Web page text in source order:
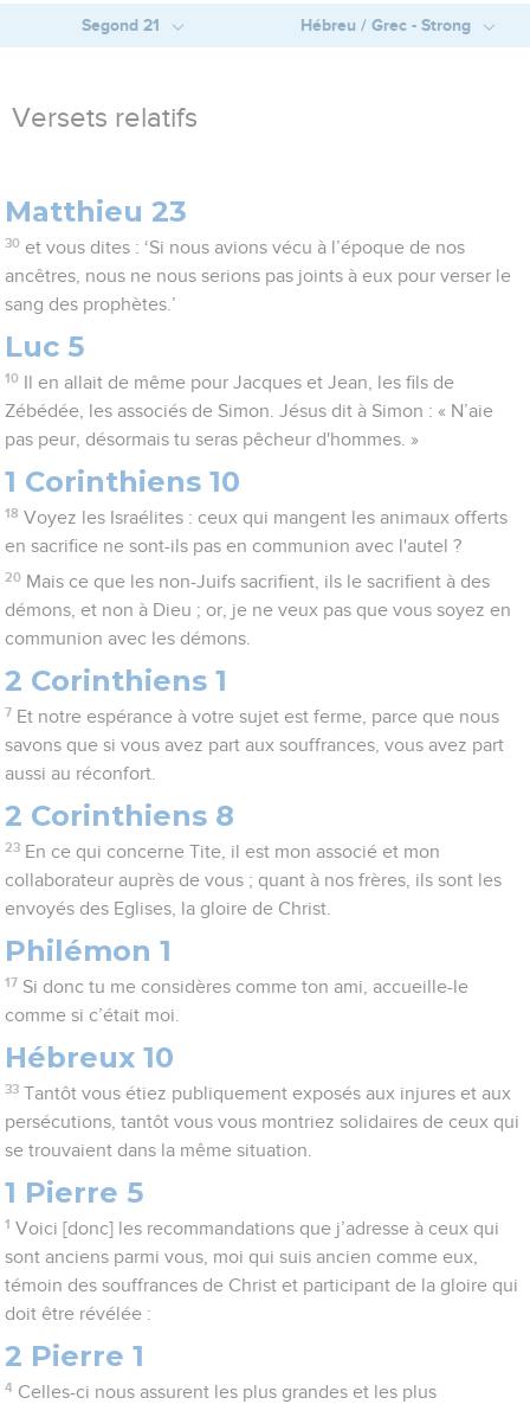
Segond 21 Hébreu / Grec - Strong
Versets relatifs
Matthieu 23
30 et vous dites : ‘Si nous avions vécu à l’époque de nos
ancêtres, nous ne nous serions pas joints à eux pour verser le
sang des prophètes.’
Luc 5
10
Il en allait de même pour Jacques et Jean, les fils de
Zébédée, les associés de Simon. Jésus dit à Simon : « N’aie
pas peur, désormais tu seras pêcheur d'hommes. »
1 Corinthiens 10
18 Voyez les Israélites : ceux qui mangent les animaux offerts
en sacrifice ne sont-ils pas en communion avec l'autel ?
20 Mais ce que les non-Juifs sacrifient, ils le sacrifient à des
démons, et non à Dieu ; or, je ne veux pas que vous soyez en
communion avec les démons.
2 Corinthiens 1
7 Et notre espérance à votre sujet est ferme, parce que nous
savons que si vous avez part aux souffrances, vous avez part
aussi au réconfort.
2 Corinthiens 8
23 En ce qui concerne Tite, il est mon associé et mon
collaborateur auprès de vous ; quant à nos frères, ils sont les
envoyés des Eglises, la gloire de Christ.
Philémon 1
17 Si donc tu me considères comme ton ami, accueille-le
comme si c’était moi.
Hébreux 10
33 Tantôt vous étiez publiquement exposés aux injures et aux
persécutions, tantôt vous vous montriez solidaires de ceux qui
se trouvaient dans la même situation.
1 Pierre 5
1 Voici [donc] les recommandations que j’adresse à ceux qui
sont anciens parmi vous, moi qui suis ancien comme eux,
témoin des souffrances de Christ et participant de la gloire qui
doit être révélée :
2 Pierre 1
4 Celles-ci nous assurent les plus grandes et les plus